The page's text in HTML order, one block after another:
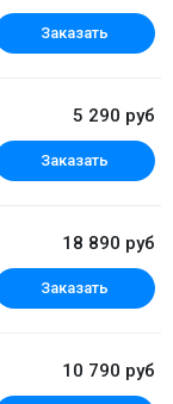
Заказать
5 290 руб
Заказать
18 890 руб
Заказать
10 790 руб